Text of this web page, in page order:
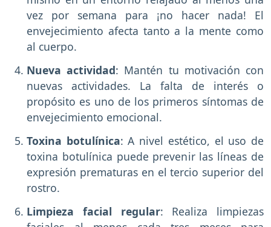
vez por semana para ¡no hacer nada! El
envejecimiento afecta tanto a la mente como
al cuerpo.
Nueva actividad: Mantén tu motivación con
nuevas actividades. La falta de interés o
propósito es uno de los primeros síntomas de
envejecimiento emocional.
Toxina botulínica: A nivel estético, el uso de
toxina botulínica puede prevenir las líneas de
expresión prematuras en el tercio superior del
rostro.
Limpieza facial regular: Realiza limpiezas